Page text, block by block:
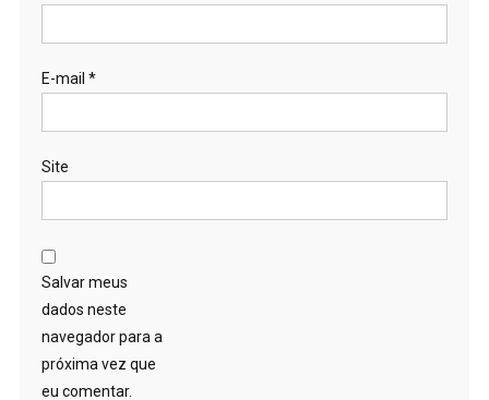
E-mail *
Site
Salvar meus
dados neste
navegador para a
próxima vez que
eu comentar.